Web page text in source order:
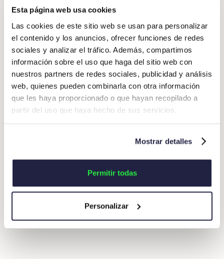
Esta página web usa cookies
Las cookies de este sitio web se usan para personalizar
el contenido y los anuncios, ofrecer funciones de redes
sociales y analizar el tráfico. Además, compartimos
información sobre el uso que haga del sitio web con
nuestros partners de redes sociales, publicidad y análisis
web, quienes pueden combinarla con otra información
que les haya proporcionado o que hayan recopilado a
partir del uso que haya hecho de sus servicios.
Mostrar detalles
Permitir todas
Personalizar
CFO & Gestión de gastos 2026-07-23
Gestión de gastos y tesorería: Cómo saber con
certeza con cuánto dinero cuentas
Cuando gasto y tesorería van cada uno por su lado, la
cifra de caja que manejas nunca es del todo fiable. Te